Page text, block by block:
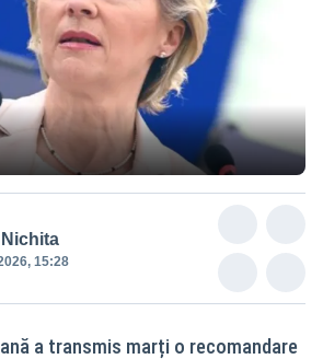
15:28
a transmis marți o recomandare